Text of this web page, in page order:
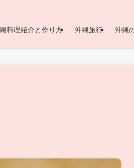
料理紹介と作り方 沖縄旅行 沖縄